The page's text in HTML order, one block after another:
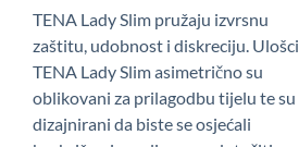
TENA Lady Slim pružaju izvrsnu
zaštitu, udobnost i diskreciju. Ulošci
TENA Lady Slim asimetrično su
oblikovani za prilagodbu tijelu te su
dizajnirani da biste se osjećali